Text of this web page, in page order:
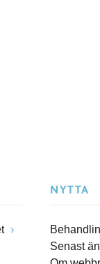
NYTTA
Senast